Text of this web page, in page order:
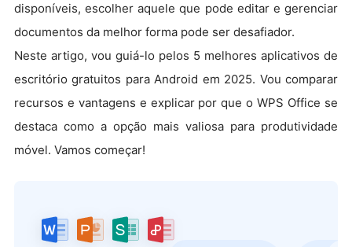
disponíveis, escolher aquele que pode editar e gerenciar
documentos da melhor forma pode ser desafiador.
Neste artigo, vou guiá-lo pelos 5 melhores aplicativos de
escritório gratuitos para Android em 2025. Vou comparar
recursos e vantagens e explicar por que o WPS Office se
destaca como a opção mais valiosa para produtividade
móvel. Vamos começar!